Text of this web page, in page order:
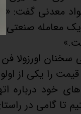
معدنی گفت:
معامله صنعتی
سخنان اورزولا
قیمت را یکی از
خود درباره
تا گامی در